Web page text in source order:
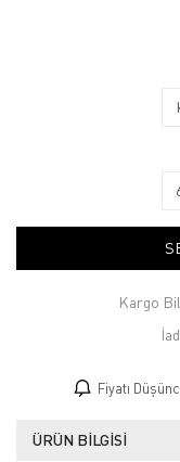
Kargo
Fiyatı
ÜRÜN BILGISI